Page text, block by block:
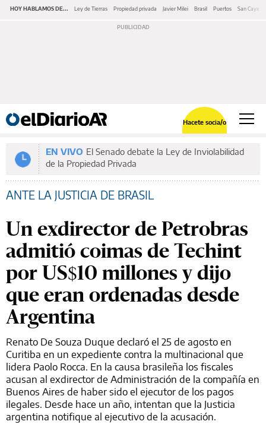
HOY HABLAMOS DE... Ley de Tierras Propiedad privada Javier Milei Brasil Puertos San
Hacete socia/o
EN VIVO El Senado debate la Ley de Inviolabilidad
de la Propiedad Privada
ANTE LA JUSTICIA DE BRASIL
Un exdirector de Petrobras
admitió coimas de Techint
por US$10 millones y dijo
que eran ordenadas desde
Argentina
Renato De Souza Duque declaró el 25 de agosto en
Curitiba en un expediente contra la multinacional que
lidera Paolo Rocca. En la causa brasileña los fiscales
acusan al exdirector de Administración de la compañía en
Buenos Aires de haber sido el ejecutor de los pagos
ilegales. Desde hace un año, intentan que la Justicia
argentina notifique al ejecutivo de la acusación.